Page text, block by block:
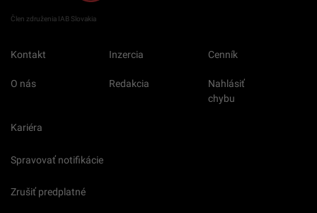
Člen združenia IAB Slovakia
Kontakt Inzercia Cenník
O nás Redakcia
Nahlásiť
chybu
Kariéra
Spravovať notifikácie
Zrušiť predplatné